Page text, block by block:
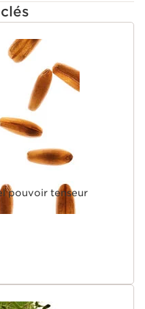
pouvoir tenseur